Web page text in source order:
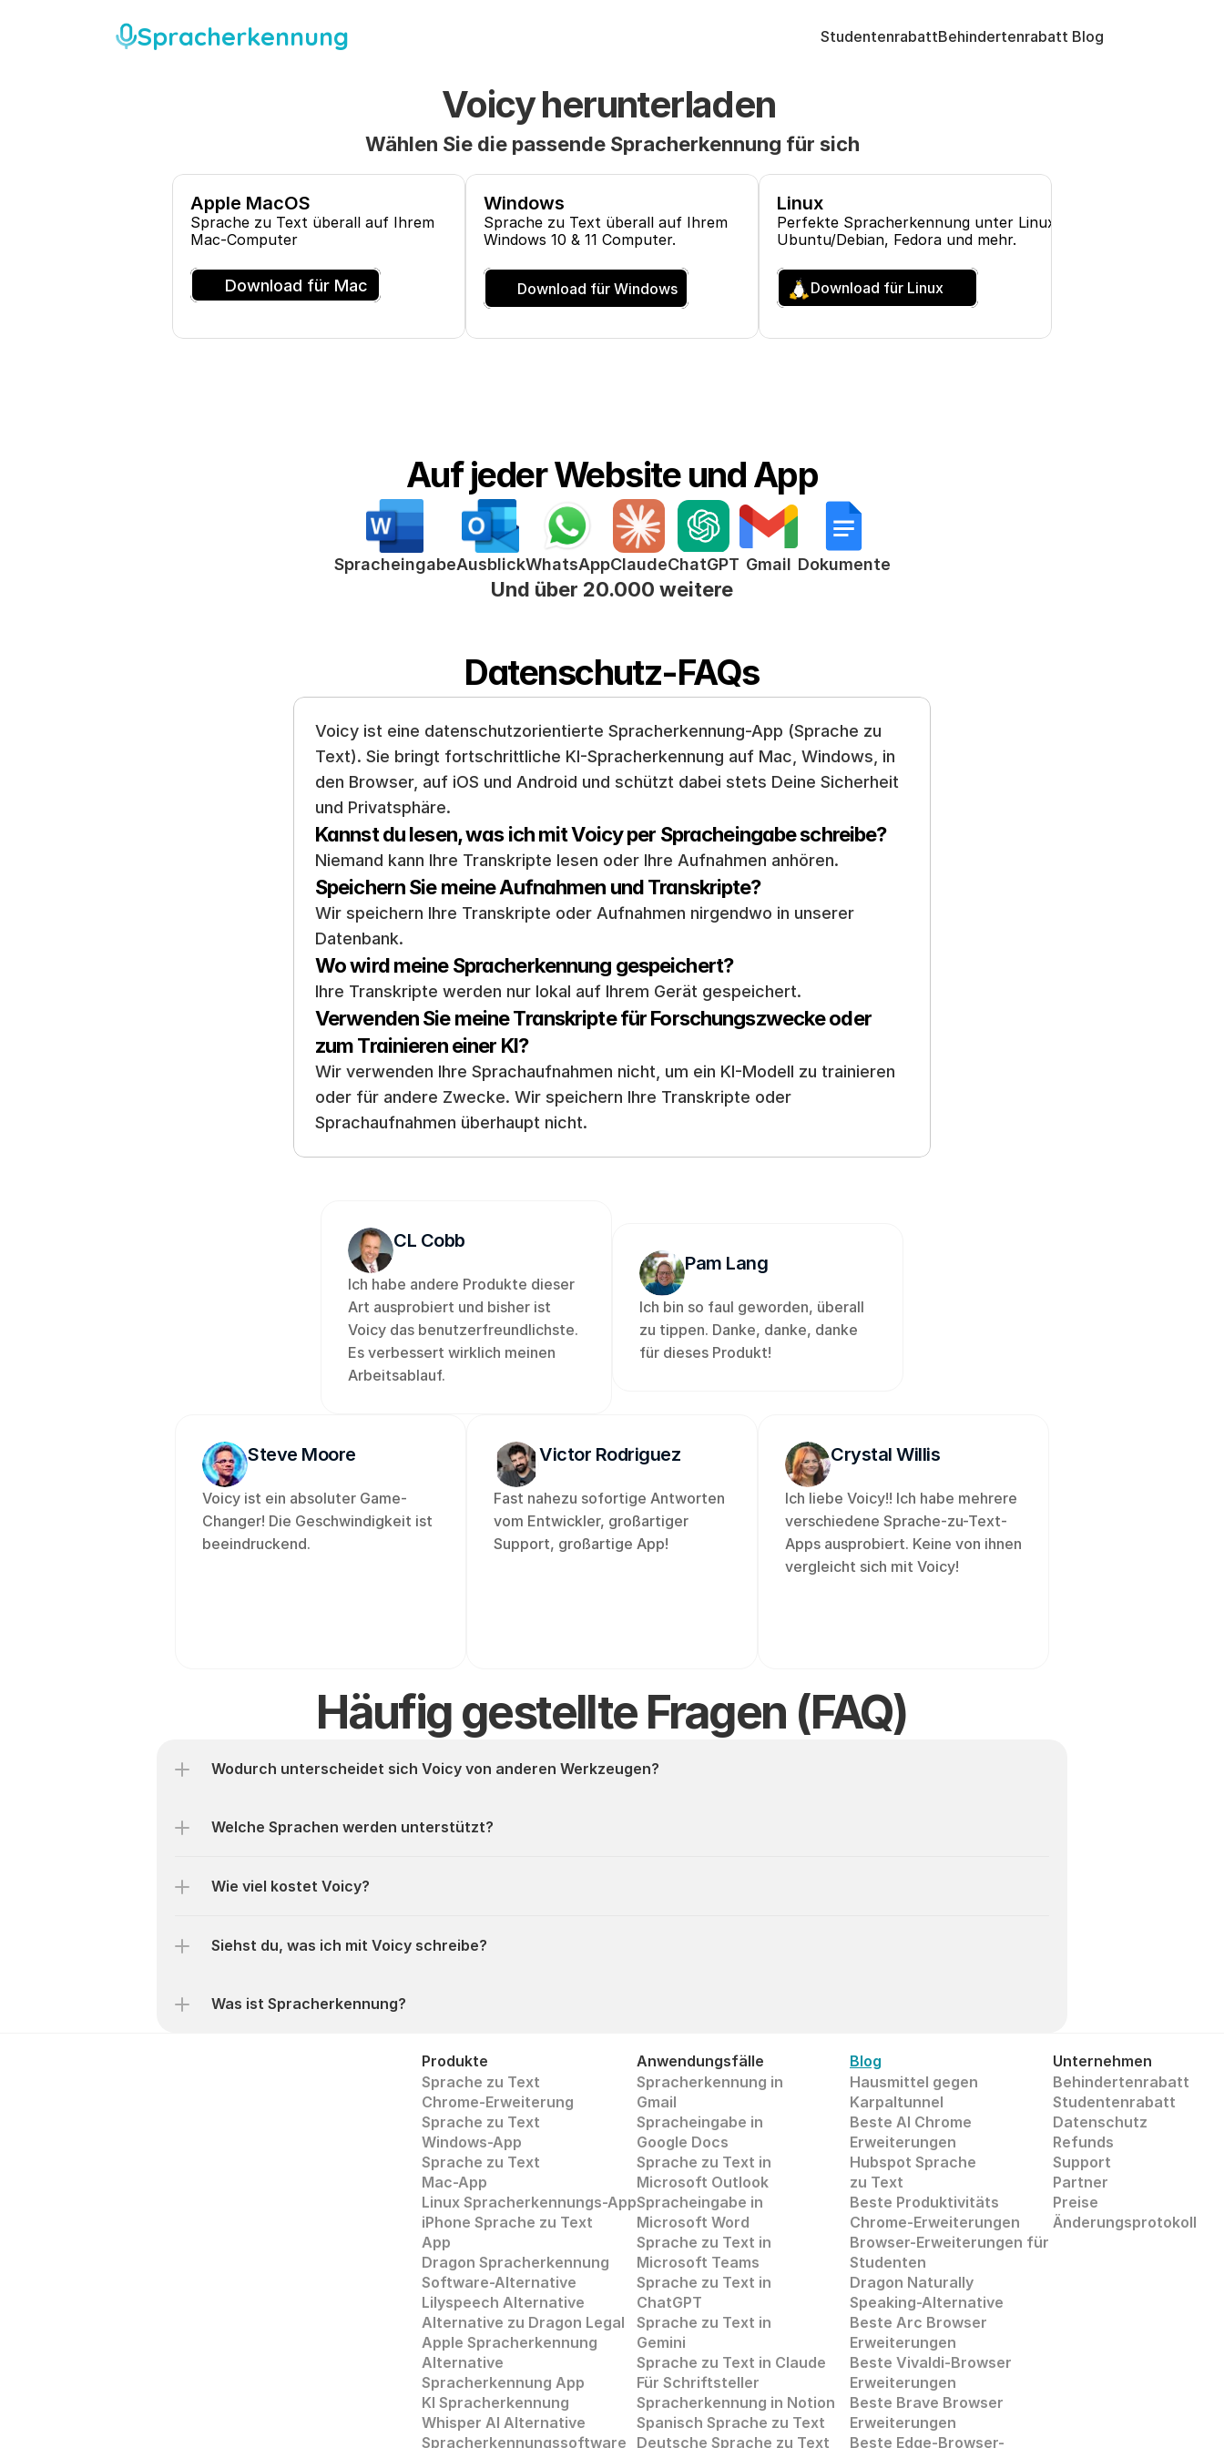
Spracherkennung StudentenrabattBehindertenrabatt Blog
Voicy herunterladen
Wählen Sie die passende Spracherkennung für sich
Apple MacOS
Sprache zu Text überall auf Ihrem
Mac-Computer
Download für Mac
Windows
Sprache zu Text überall auf Ihrem
Windows 10 & 11 Computer.
Download für Windows
Linux
Perfekte Spracherkennung unter Linux. Funktioniert auf
Ubuntu/Debian, Fedora und mehr.
Download für Linux
Auf jeder Website und App
SpracheingabeAusblickWhatsAppClaudeChatGPT Gmail Dokumente
Und über 20.000 weitere
Datenschutz-FAQs
Voicy ist eine datenschutzorientierte Spracherkennung-App (Sprache zu
Text). Sie bringt fortschrittliche KI-Spracherkennung auf Mac, Windows, in
den Browser, auf iOS und Android und schützt dabei stets Deine Sicherheit
und Privatsphäre.
Kannst du lesen, was ich mit Voicy per Spracheingabe schreibe?
Niemand kann Ihre Transkripte lesen oder Ihre Aufnahmen anhören.
Speichern Sie meine Aufnahmen und Transkripte?
Wir speichern Ihre Transkripte oder Aufnahmen nirgendwo in unserer
Datenbank.
Wo wird meine Spracherkennung gespeichert?
Ihre Transkripte werden nur lokal auf Ihrem Gerät gespeichert.
Verwenden Sie meine Transkripte für Forschungszwecke oder
zum Trainieren einer KI?
Wir verwenden Ihre Sprachaufnahmen nicht, um ein KI-Modell zu trainieren
oder für andere Zwecke. Wir speichern Ihre Transkripte oder
Sprachaufnahmen überhaupt nicht.
CL Cobb
Ich habe andere Produkte dieser
Art ausprobiert und bisher ist
Voicy das benutzerfreundlichste.
Es verbessert wirklich meinen
Arbeitsablauf.
Pam Lang
Ich bin so faul geworden, überall
zu tippen. Danke, danke, danke
für dieses Produkt!
Steve Moore
Voicy ist ein absoluter Game-
Changer! Die Geschwindigkeit ist
beeindruckend.
Victor Rodriguez
Fast nahezu sofortige Antworten
vom Entwickler, großartiger
Support, großartige App!
Crystal Willis
Ich liebe Voicy!! Ich habe mehrere
verschiedene Sprache-zu-Text-
Apps ausprobiert. Keine von ihnen
vergleicht sich mit Voicy!
Häufig gestellte Fragen (FAQ)
Wodurch unterscheidet sich Voicy von anderen Werkzeugen?
Welche Sprachen werden unterstützt?
Wie viel kostet Voicy?
Siehst du, was ich mit Voicy schreibe?
Was ist Spracherkennung?
Produkte
Sprache zu Text
Chrome-Erweiterung
Sprache zu Text
Windows-App
Sprache zu Text
Mac-App
Linux Spracherkennungs-App
iPhone Sprache zu Text
App
Dragon Spracherkennung
Software-Alternative
Lilyspeech Alternative
Alternative zu Dragon Legal
Apple Spracherkennung
Alternative
Spracherkennung App
KI Spracherkennung
Whisper AI Alternative
Spracherkennungssoftware
Anwendungsfälle
Spracherkennung in
Gmail
Spracheingabe in
Google Docs
Sprache zu Text in
Microsoft Outlook
Spracheingabe in
Microsoft Word
Sprache zu Text in
Microsoft Teams
Sprache zu Text in
ChatGPT
Sprache zu Text in
Gemini
Sprache zu Text in Claude
Für Schriftsteller
Spracherkennung in Notion
Spanisch Sprache zu Text
Deutsche Sprache zu Text
Blog
Hausmittel gegen
Karpaltunnel
Beste AI Chrome
Erweiterungen
Hubspot Sprache
zu Text
Beste Produktivitäts
Chrome-Erweiterungen
Browser-Erweiterungen für
Studenten
Dragon Naturally
Speaking-Alternative
Beste Arc Browser
Erweiterungen
Beste Vivaldi-Browser
Erweiterungen
Beste Brave Browser
Erweiterungen
Beste Edge-Browser-
Unternehmen
Behindertenrabatt
Studentenrabatt
Datenschutz
Refunds
Support
Partner
Preise
Änderungsprotokoll